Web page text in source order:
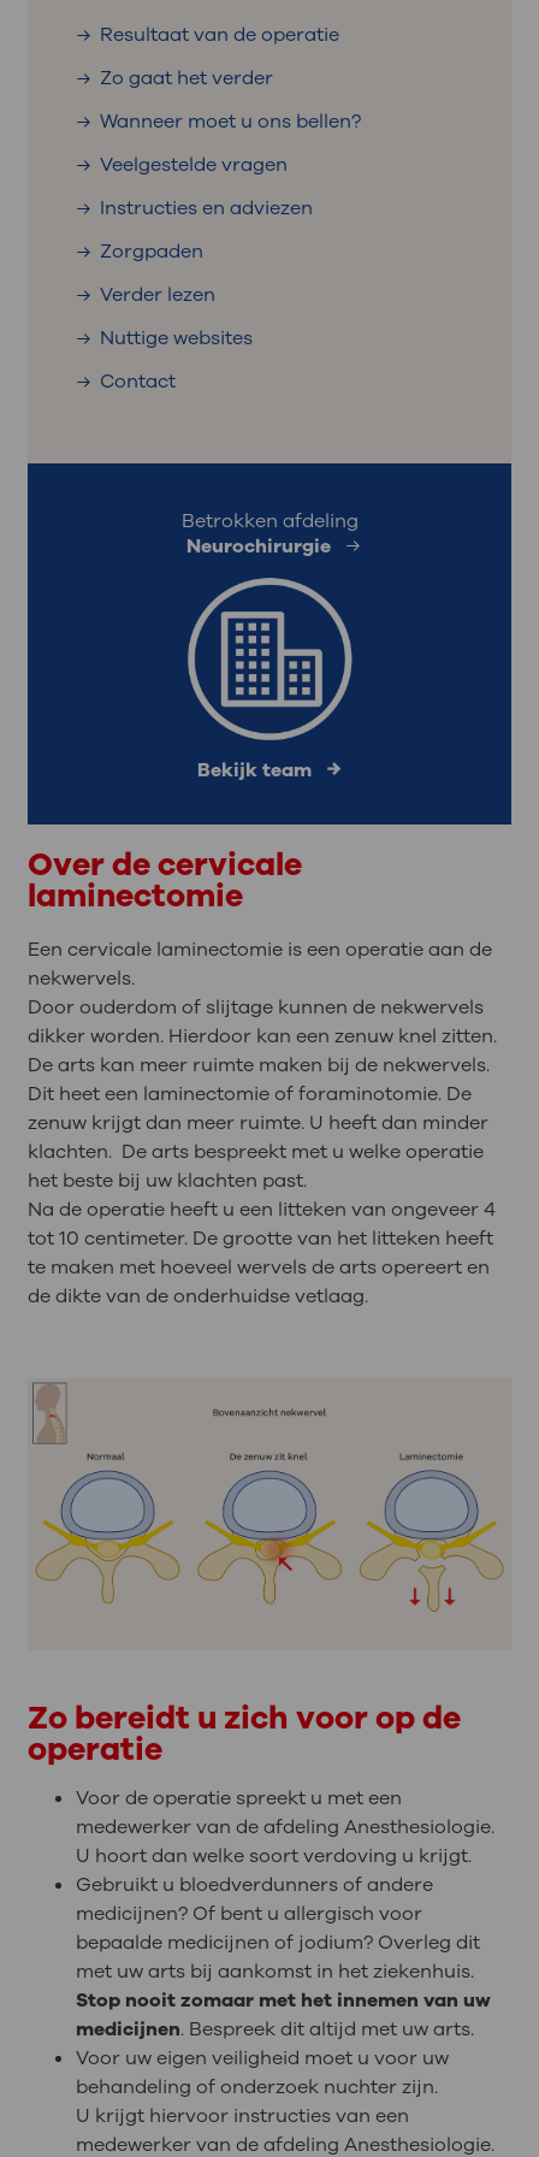
Resultaat van de operatie
Zo gaat het verder
Wanneer moet u ons bellen?
Veelgestelde vragen
Instructies en adviezen
Zorgpaden
Verder lezen
Nuttige websites
Contact
Betrokken afdeling
Neurochirurgie
Bekijk team
Over de cervicale
laminectomie
Een cervicale laminectomie is een operatie aan de
nekwervels.
Door ouderdom of slijtage kunnen de nekwervels
dikker worden. Hierdoor kan een zenuw knel zitten.
De arts kan meer ruimte maken bij de nekwervels.
Dit heet een laminectomie of foraminotomie. De
zenuw krijgt dan meer ruimte. U heeft dan minder
klachten. De arts bespreekt met u welke operatie
het beste bij uw klachten past.
Na de operatie heeft u een litteken van ongeveer 4
tot 10 centimeter. De grootte van het litteken heeft
te maken met hoeveel wervels de arts opereert en
de dikte van de onderhuidse vetlaag.
Zo bereidt u zich voor op de
operatie
Voor de operatie spreekt u met een
medewerker van de afdeling Anesthesiologie.
U hoort dan welke soort verdoving u krijgt.
Gebruikt u bloedverdunners of andere
medicijnen? Of bent u allergisch voor
bepaalde medicijnen of jodium? Overleg dit
met uw arts bij aankomst in het ziekenhuis.
Stop nooit zomaar met het innemen van uw
medicijnen. Bespreek dit altijd met uw arts.
Voor uw eigen veiligheid moet u voor uw
behandeling of onderzoek nuchter zijn.
U krijgt hiervoor instructies van een
medewerker van de afdeling Anesthesiologie.